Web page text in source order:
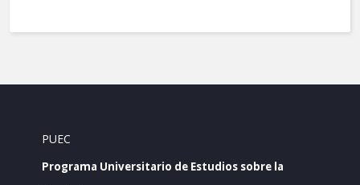
PUEC
Programa Universitario de Estudios sobre la